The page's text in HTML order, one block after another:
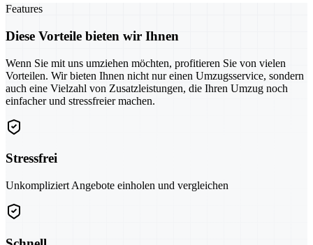
Features
Diese Vorteile bieten wir Ihnen
Wenn Sie mit uns umziehen möchten, profitieren Sie von vielen
Vorteilen. Wir bieten Ihnen nicht nur einen Umzugsservice, sondern
auch eine Vielzahl von Zusatzleistungen, die Ihren Umzug noch
einfacher und stressfreier machen.
Stressfrei
Unkompliziert Angebote einholen und vergleichen